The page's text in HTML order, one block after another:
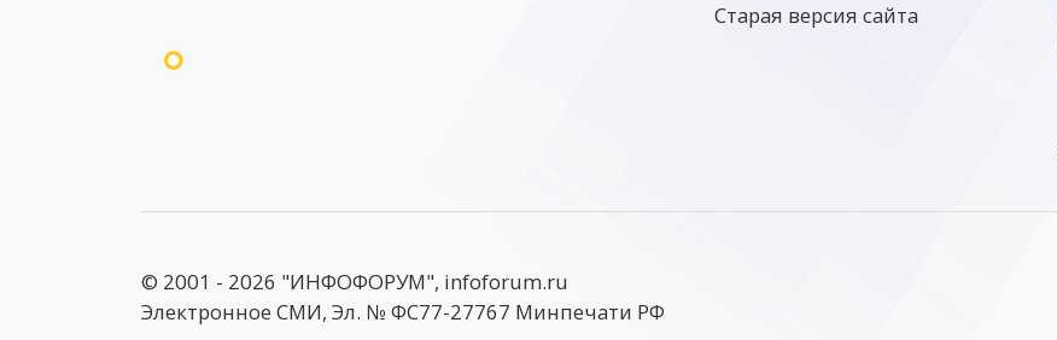
Старая версия сайта
© 2001 - 2026 "ИНФОФОРУМ", infoforum.ru
Электронное СМИ, Эл. № ФС77-27767 Минпечати РФ